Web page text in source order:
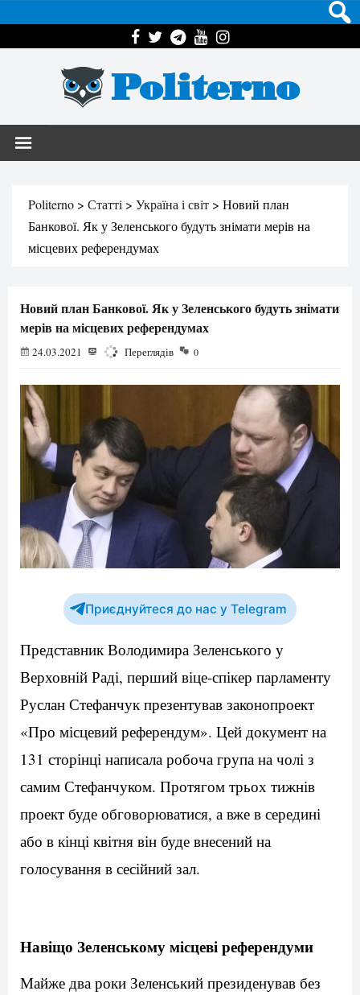
Politerno
Politerno > Статті > Україна і світ > Новий план
Банкової. Як у Зеленського будуть знімати мерів на
місцевих референдумах
Новий план Банкової. Як у Зеленського будуть знімати
мерів на місцевих референдумах
24.03.2021 2861 Переглядів 0
Приєднуйтеся до нас у Telegram
Представник Володимира Зеленського у
Верховній Раді, перший віце-спікер парламенту
Руслан Стефанчук презентував законопроект
«Про місцевий референдум». Цей документ на
131 сторінці написала робоча група на чолі з
самим Стефанчуком. Протягом трьох тижнів
проект буде обговорюватися, а вже в середині
або в кінці квітня він буде внесений на
голосування в сесійний зал.
Навіщо Зеленському місцеві референдуми
Майже два роки Зеленський президенував без